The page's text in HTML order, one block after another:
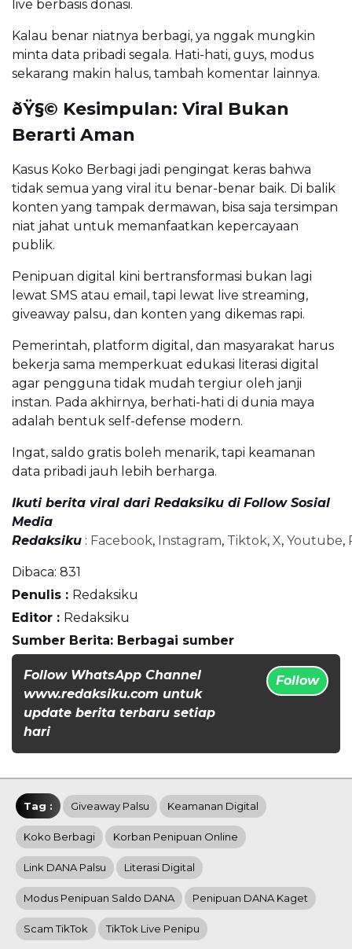
live berbasis donasi.
Kalau benar niatnya berbagi, ya nggak mungkin
minta data pribadi segala. Hati-hati, guys, modus
sekarang makin halus, tambah komentar lainnya.
ðŸ§© Kesimpulan: Viral Bukan
Berarti Aman
Kasus Koko Berbagi jadi pengingat keras bahwa
tidak semua yang viral itu benar-benar baik. Di balik
konten yang tampak dermawan, bisa saja tersimpan
niat jahat untuk memanfaatkan kepercayaan
publik.
Penipuan digital kini bertransformasi bukan lagi
lewat SMS atau email, tapi lewat live streaming,
giveaway palsu, dan konten yang dikemas rapi.
Pemerintah, platform digital, dan masyarakat harus
bekerja sama memperkuat edukasi literasi digital
agar pengguna tidak mudah tergiur oleh janji
instan. Pada akhirnya, berhati-hati di dunia maya
adalah bentuk self-defense modern.
Ingat, saldo gratis boleh menarik, tapi keamanan
data pribadi jauh lebih berharga.
Ikuti berita viral dari Redaksiku di Follow Sosial
Media
Redaksiku : Facebook, Instagram, Tiktok, X, Youtube,
Dibaca: 831
Penulis : Redaksiku
Editor : Redaksiku
Sumber Berita: Berbagai sumber
Follow WhatsApp Channel
www.redaksiku.com untuk
update berita terbaru setiap
hari
Follow
Tag : Giveaway Palsu Keamanan Digital
Koko Berbagi Korban Penipuan Online
Link DANA Palsu Literasi Digital
Modus Penipuan Saldo DANA Penipuan DANA Kaget
Scam TikTok TikTok Live Penipu